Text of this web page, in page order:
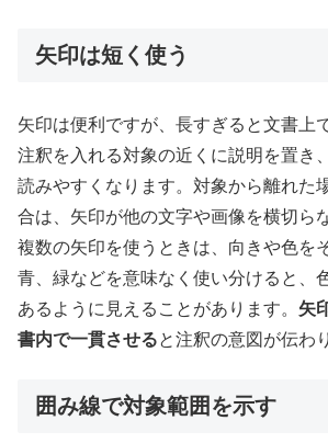
矢印は短く使う
矢印は便利ですが、長すぎると文書上
注釈を入れる対象の近くに説明を置き
読みやすくなります。対象から離れた
合は、矢印が他の文字や画像を横切ら
複数の矢印を使うときは、向きや色を
青、緑などを意味なく使い分けると、
あるように見えることがあります。 矢
書内で一貫させると注釈の意図が伝わ
囲み線で対象範囲を示す